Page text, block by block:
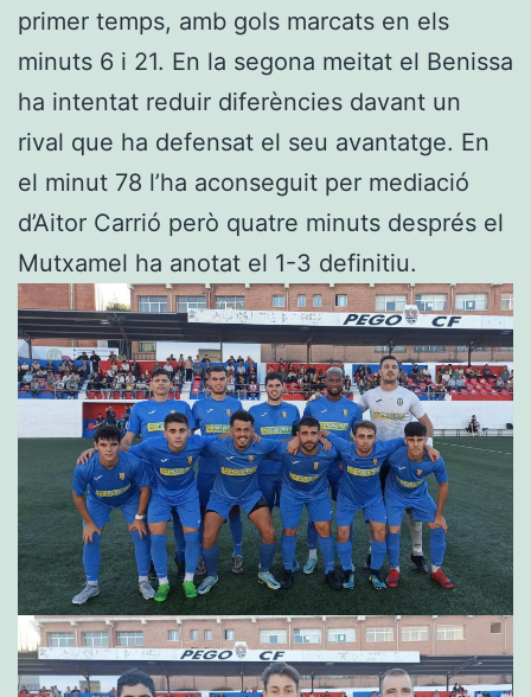
primer temps, amb gols marcats en els
minuts 6 i 21. En la segona meitat el Benissa
ha intentat reduir diferències davant un
rival que ha defensat el seu avantatge. En
el minut 78 l’ha aconseguit per mediació
d’Aitor Carrió però quatre minuts després el
Mutxamel ha anotat el 1-3 definitiu.